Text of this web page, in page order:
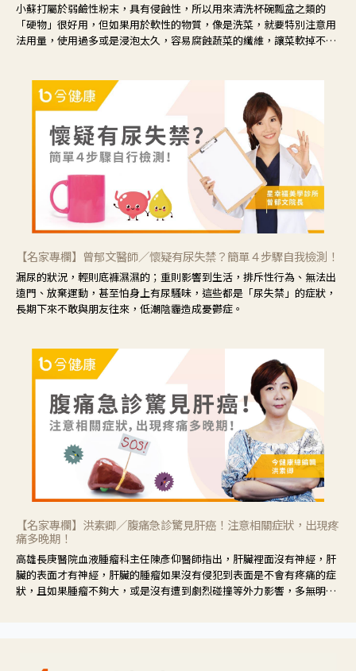
小蘇打屬於弱鹼性粉末，具有侵蝕性，所以用來清洗杯碗瓢盆之類的
「硬物」很好用，但如果用於軟性的物質，像是洗菜，就要特別注意用
法用量，使用過多或是浸泡太久，容易腐蝕蔬菜的纖維，讓菜軟掉不清
【名家專欄】曾郁文醫師／懷疑有尿失禁？簡單４步驟自我檢測！
漏尿的狀況，輕則底褲濕濕的；重則影響到生活，排斥性行為、無法出
遠門、放棄運動，甚至怕身上有尿騷味，這些都是「尿失禁」的症狀，
長期下來不敢與朋友往來，低潮陰霾造成憂鬱症。
【名家專欄】洪素卿／腹痛急診驚見肝癌！注意相關症狀，出現疼
痛多晚期！
高雄長庚醫院血液腫瘤科主任陳彥仰醫師指出，肝臟裡面沒有神經，肝
臟的表面才有神經，肝臟的腫瘤如果沒有侵犯到表面是不會有疼痛的症
狀，且如果腫瘤不夠大，或是沒有遭到劇烈碰撞等外力影響，多無明顯